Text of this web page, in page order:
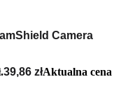
Camera
39,86 złAktualna cena